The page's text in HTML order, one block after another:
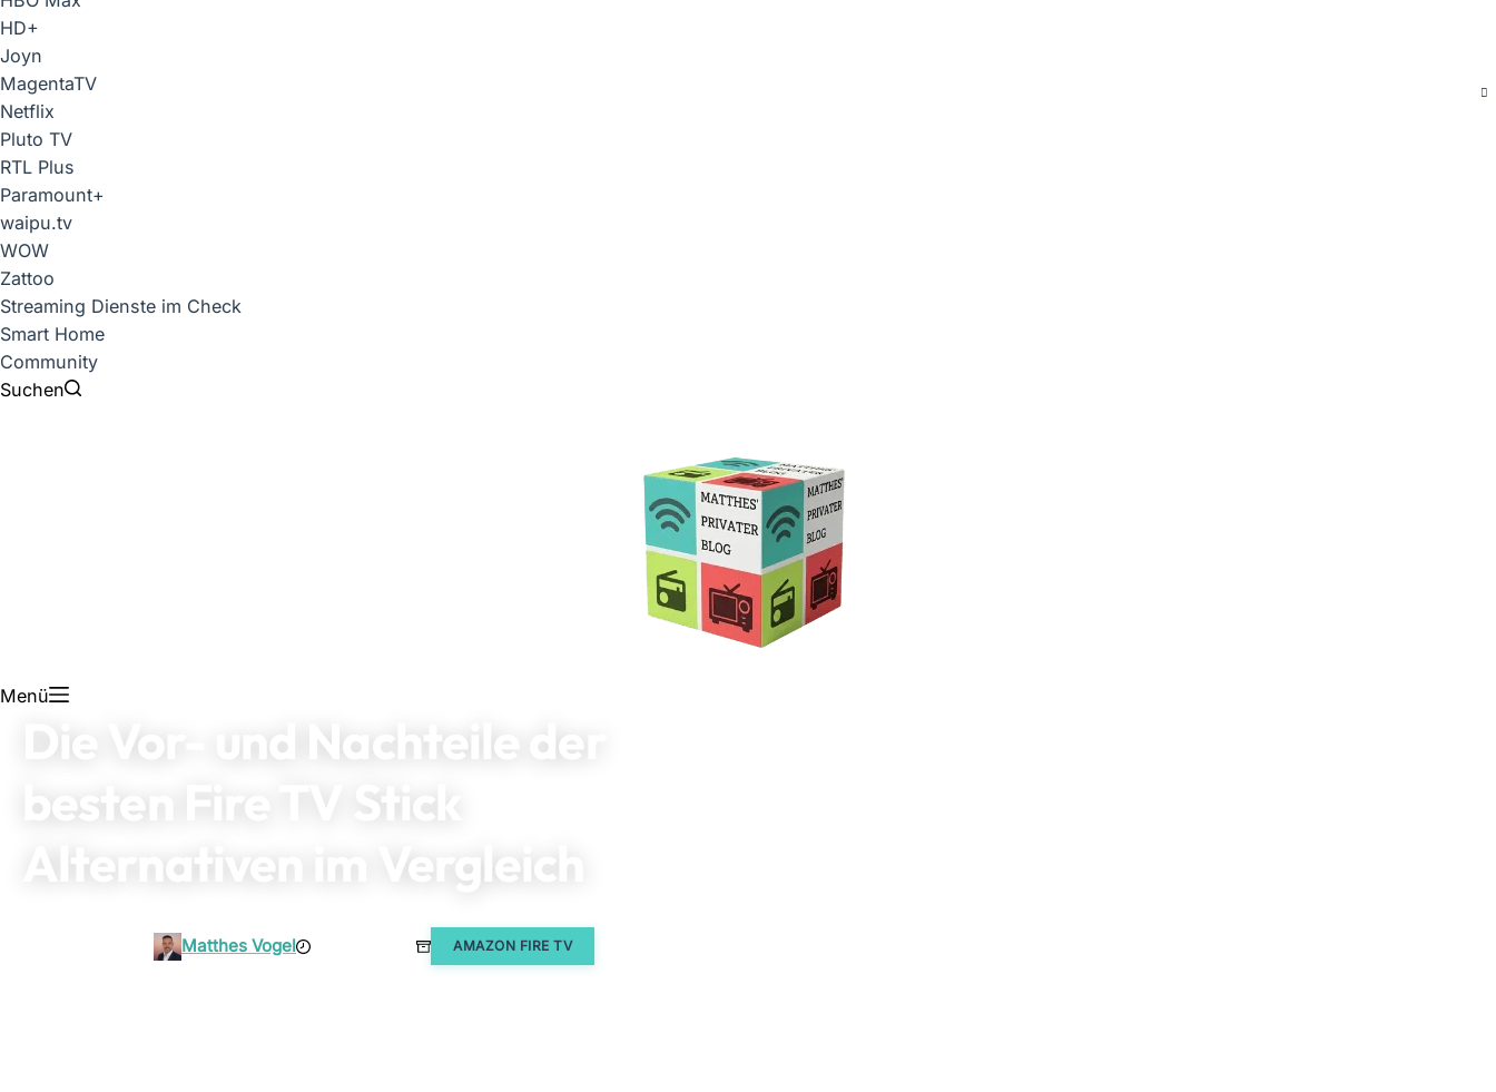
HD+
Joyn
MagentaTV
Netflix
Pluto TV
RTL Plus
Paramount+
waipu.tv
WOW
Zattoo
Streaming Dienste im Check
Smart Home
Community
Suchen
Menü
Die Vor- und Nachteile der
besten Fire TV Stick
Alternativen im Vergleich
Matthes Vogel AMAZON FIRE TV